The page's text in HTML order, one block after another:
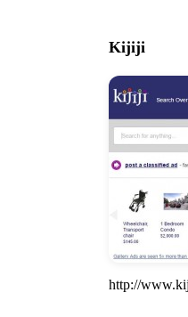
Kijiji
http://